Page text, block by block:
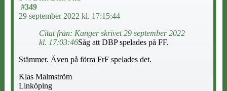
#349
29 september 2022 kl. 17:15:44
Citat från: Kanger skrivet 29 september 2022
kl. 17:03:46Såg att DBP spelades på FF.
Stämmer. Även på förra FrF spelades det.
Klas Malmström
Linköping